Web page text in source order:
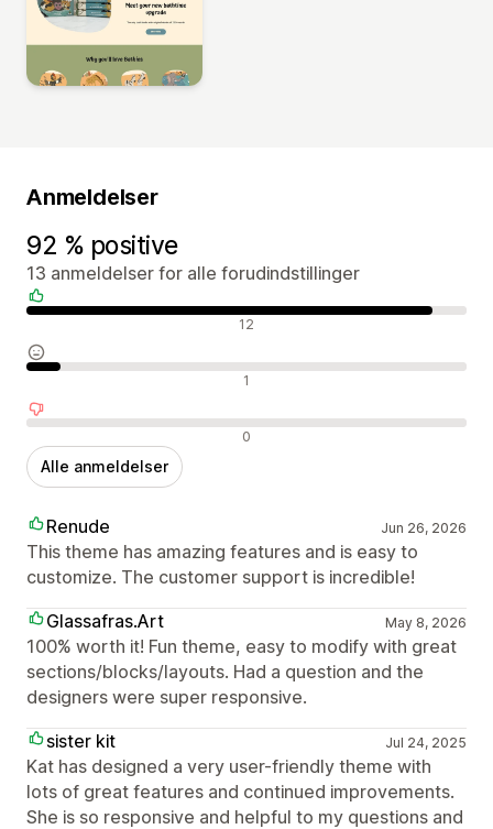
Anmeldelser
92 % positive
13 anmeldelser for alle forudindstillinger
Positive anmeldelser 12
Neutrale anmeldelser 1
Negative anmeldelser 0
Alle anmeldelser
Renude Jun 26, 2026
This theme has amazing features and is easy to
customize. The customer support is incredible!
Glassafras.Art
May 8, 2026
100% worth it! Fun theme, easy to modify with great
sections/blocks/layouts. Had a question and the
designers were super responsive.
sister kit
Jul 24, 2025
Kat has designed a very user-friendly theme with
lots of great features and continued improvements.
She is so responsive and helpful to my questions and